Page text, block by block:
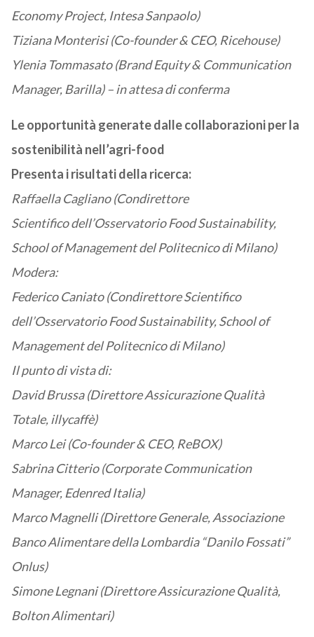
Economy Project, Intesa Sanpaolo)
Tiziana Monterisi (Co-founder & CEO, Ricehouse)
Ylenia Tommasato (Brand Equity & Communication
Manager, Barilla) – in attesa di conferma
Le opportunità generate dalle collaborazioni per la
sostenibilità nell’agri-food
Presenta i risultati della ricerca:
Raffaella Cagliano (Condirettore
Scientifico dell’Osservatorio Food Sustainability,
School of Management del Politecnico di Milano)
Modera:
Federico Caniato (Condirettore Scientifico
dell’Osservatorio Food Sustainability, School of
Management del Politecnico di Milano)
Il punto di vista di:
David Brussa (Direttore Assicurazione Qualità
Totale, illycaffè)
Marco Lei (Co-founder & CEO, ReBOX)
Sabrina Citterio (Corporate Communication
Manager, Edenred Italia)
Marco Magnelli (Direttore Generale, Associazione
Banco Alimentare della Lombardia “Danilo Fossati”
Onlus)
Simone Legnani (Direttore Assicurazione Qualità,
Bolton Alimentari)